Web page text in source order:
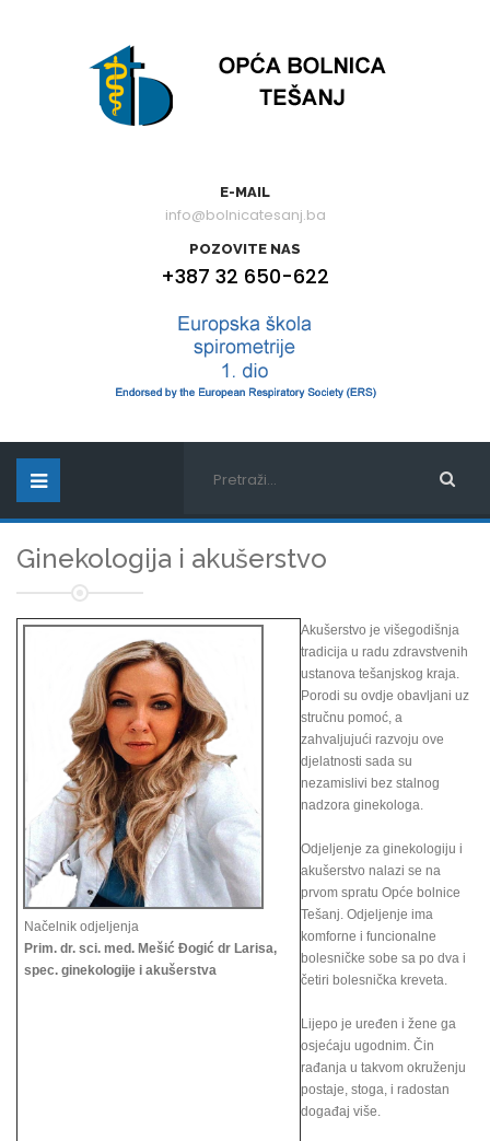
E-MAIL
info@bolnicatesanj.ba
POZOVITE NAS
+387 32 650-622
Ginekologija i akušerstvo
Načelnik odjeljenja
Prim. dr. sci. med. Mešić Đogić dr Larisa,
spec. ginekologije i akušerstva
Akušerstvo je višegodišnja
tradicija u radu zdravstvenih
ustanova tešanjskog kraja.
Porodi su ovdje obavljani uz
stručnu pomoć, a
zahvaljujući razvoju ove
djelatnosti sada su
nezamislivi bez stalnog
nadzora ginekologa.
Odjeljenje za ginekologiju i
akušerstvo nalazi se na
prvom spratu Opće bolnice
Tešanj. Odjeljenje ima
komforne i funcionalne
bolesničke sobe sa po dva i
četiri bolesnička kreveta.
Lijepo je uređen i žene ga
osjećaju ugodnim. Čin
rađanja u takvom okruženju
postaje, stoga, i radostan
događaj više.